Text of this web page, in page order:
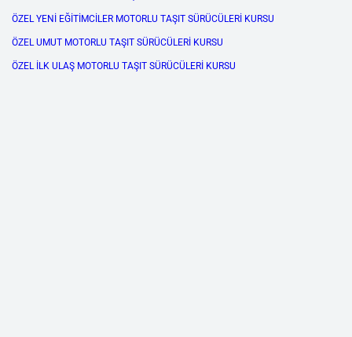
ÖZEL YENİ EĞİTİMCİLER MOTORLU TAŞIT SÜRÜCÜLERİ KURSU
ÖZEL UMUT MOTORLU TAŞIT SÜRÜCÜLERİ KURSU
ÖZEL İLK ULAŞ MOTORLU TAŞIT SÜRÜCÜLERİ KURSU